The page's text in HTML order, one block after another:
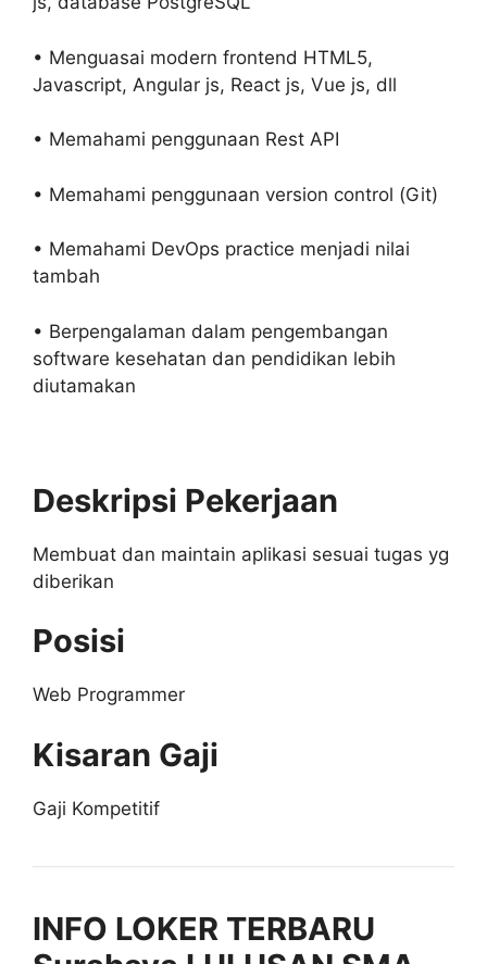
• Menguasai modern frontend HTML5,
Javascript, Angular js, React js, Vue js, dll
• Memahami penggunaan Rest API
• Memahami penggunaan version control (Git)
• Memahami DevOps practice menjadi nilai
tambah
• Berpengalaman dalam pengembangan
software kesehatan dan pendidikan lebih
diutamakan
Deskripsi Pekerjaan
Membuat dan maintain aplikasi sesuai tugas yg
diberikan
Posisi
Web Programmer
Kisaran Gaji
Gaji Kompetitif
INFO LOKER TERBARU